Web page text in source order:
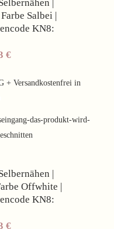
|
Salbei |
KN8:
€Aktueller
ist:
+ Versandkostenfrei in
das-produkt-wird-
|
Offwhite |
KN8:
€Aktueller